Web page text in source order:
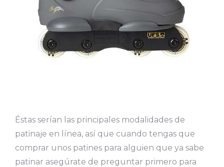
Éstas serían las principales modalidades de
patinaje en línea, así que cuando tengas que
comprar unos patines para alguien que ya sabe
patinar asegúrate de preguntar primero para